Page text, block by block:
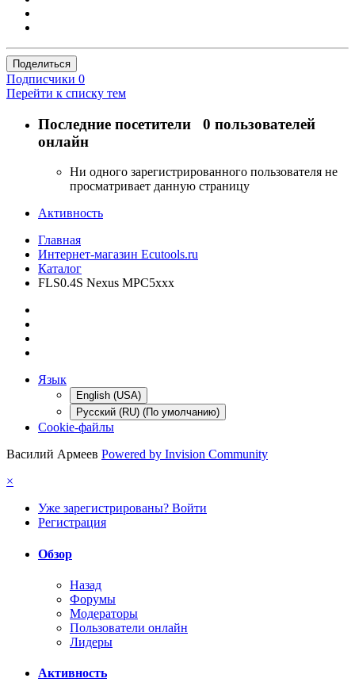
Поделиться
Подписчики 0
Перейти к списку тем
Последние посетители 0 пользователей
онлайн
Ни одного зарегистрированного пользователя не
просматривает данную страницу
Активность
Главная
Интернет-магазин Ecutools.ru
Каталог
FLS0.4S Nexus MPC5xxx
Язык
English (USA)
Русский (RU) (По умолчанию)
Cookie-файлы
Василий Армеев Powered by Invision Community
×
Уже зарегистрированы? Войти
Регистрация
Обзор
Назад
Форумы
Модераторы
Пользователи онлайн
Лидеры
Активность